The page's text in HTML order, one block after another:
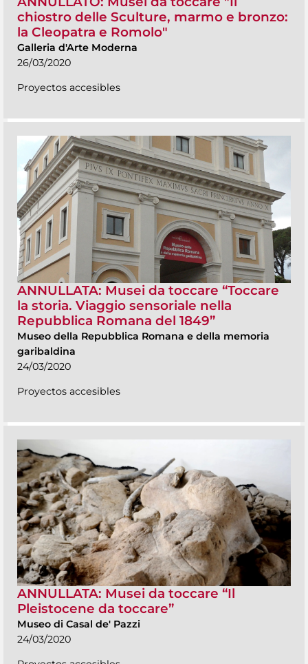
chiostro delle Sculture, marmo e bronzo:
la Cleopatra e Romolo"
Galleria d'Arte Moderna
26/03/2020
Proyectos accesibles
ANNULLATA: Musei da toccare “Toccare
la storia. Viaggio sensoriale nella
Repubblica Romana del 1849”
Museo della Repubblica Romana e della memoria
garibaldina
24/03/2020
Proyectos accesibles
ANNULLATA: Musei da toccare “Il
Pleistocene da toccare”
Museo di Casal de' Pazzi
24/03/2020